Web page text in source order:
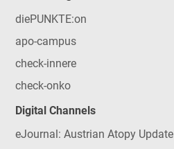
diePUNKTE:on
apo-campus
check-innere
check-onko
Digital Channels
eJournal: Austrian Atopy Update